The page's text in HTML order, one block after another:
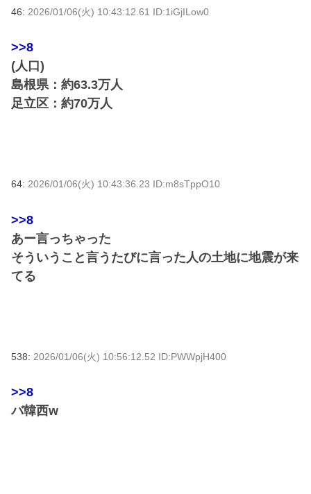
46: 2026/01/06(火) 10:43:12.61 ID:1iGjILow0
>>8
(人口)
島根県：約63.3万人
足立区：約70万人
64: 2026/01/06(火) 10:43:36.23 ID:m8sTppO10
>>8
あー言っちゃった
そういうこと言うたびに言った人の土地に地震が来
てる
538: 2026/01/06(火) 10:56:12.52 ID:PWWpjH400
>>8
バ韓西w